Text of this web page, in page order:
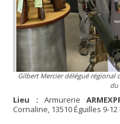
Gilbert Mercier délégué régional
du
Lieu : Armurerie
Cornaline, 13510 Éguilles 9-